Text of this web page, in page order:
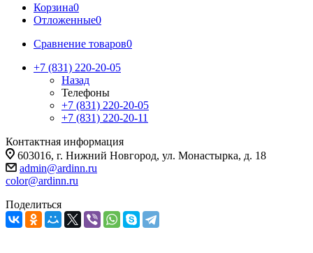
Корзина0
Отложенные0
Сравнение товаров0
+7 (831) 220-20-05
Назад
Телефоны
+7 (831) 220-20-05
+7 (831) 220-20-11
Контактная информация
603016, г. Нижний Новгород, ул. Монастырка, д. 18
admin@ardinn.ru
color@ardinn.ru
Поделиться